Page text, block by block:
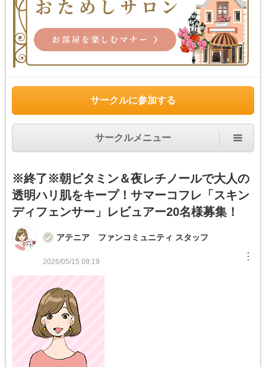
サークルに参加する
サークルメニュー
※終了※朝ビタミン＆夜レチノールで大人の
透明ハリ肌をキープ！サマーコフレ「スキン
ディフェンサー」レビュアー20名様募集！
アテニア ファンコミュニティ スタッフ
2026/05/15 09:19 ︙